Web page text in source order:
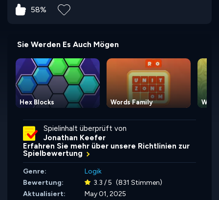
58%
Sie Werden Es Auch Mögen
Hex Blocks Words Family
Spielinhalt überprüft von
Jonathan Keefer
Erfahren Sie mehr über unsere Richtlinien zur
Spielbewertung
Genre:
Logik
Bewertung:
3.3 / 5 (831 Stimmen)
Aktualisiert:
May 01, 2025